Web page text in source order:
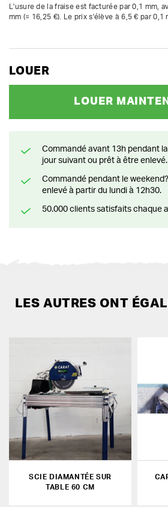
L'usure de la fraise est facturée par 0,1 mm,
mm (= 16,25 €). Le prix s'élève à 6,5 € par 0,1
LOUER
LOUER
Commandé avant 13h pendant la semaine? Livré le
jour suivant ou prêt à être enlevé.
Commandé pendant le weekend? Livré ou prêt à être
enlevé à partir du lundi à 12h30.
50.000 clients satisfaits chaque
LES AUTRES ONT
SCIE DIAMANTÉE SUR
TABLE 60 CM